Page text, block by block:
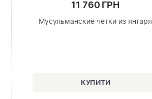
11 760 ГРН
Мусульманские чётки из янтаря